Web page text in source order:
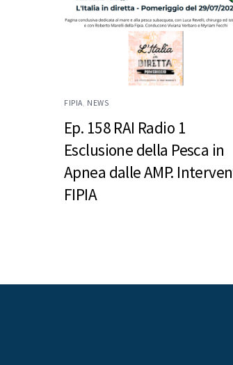
FIPIA, NEWS
Ep. 158 RAI Radio 1
Esclusione della Pesca in
Apnea dalle AMP.
FIPIA